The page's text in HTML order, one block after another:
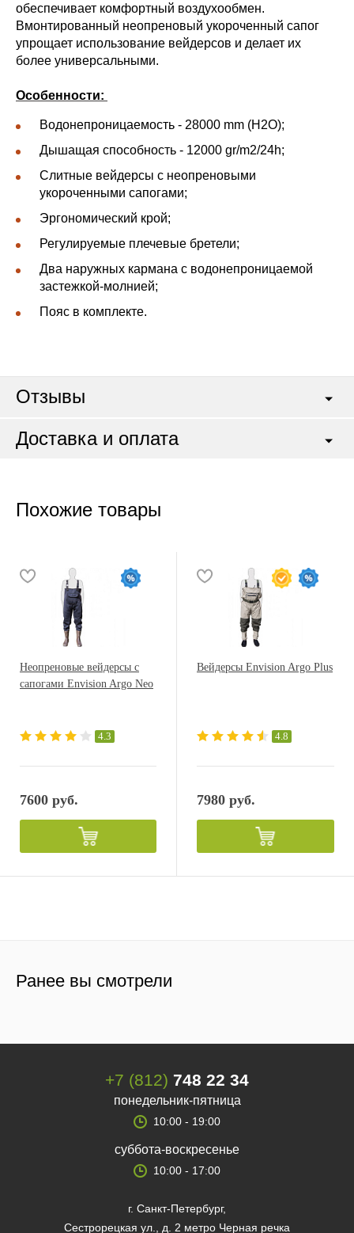
обеспечивает комфортный воздухообмен.
Вмонтированный неопреновый укороченный сапог
упрощает использование вейдерсов и делает их
более универсальными.
Особенности:
Водонепроницаемость - 28000 mm (H2O);
Дышащая способность - 12000 gr/m2/24h;
Слитные вейдерсы с неопреновыми
укороченными сапогами;
Эргономический крой;
Регулируемые плечевые бретели;
Два наружных кармана с водонепроницаемой
застежкой-молнией;
Пояс в комплекте.
Отзывы
Доставка и оплата
Похожие товары
Неопреновые вейдерсы с
сапогами Envision Argo Neo
4.3
7600 руб.
Вейдерсы Envision Argo Plus
4.8
7980 руб.
Ранее вы смотрели
+7 (812) 748 22 34
понедельник-пятница
10:00 - 19:00
суббота-воскресенье
10:00 - 17:00
г. Санкт-Петербург,
Сестрорецкая ул., д. 2 метро Черная речка